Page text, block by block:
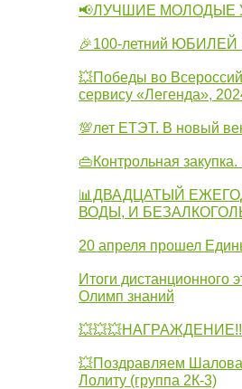
📢ЛУЧШИЕ МОЛОДЫЕ
🎉100-летний ЮБИЛЕЙ
💥Победы во
сервису «Легенда»,
💯лет ЕТЭТ. В новый
👜Контрольная
📊ДВАДЦАТЫЙ
ВОДЫ, И
20 апреля прошел
Итоги дистанционного
Олимп знаний
💥Поздравляем
Лолиту (группа 2К-3)